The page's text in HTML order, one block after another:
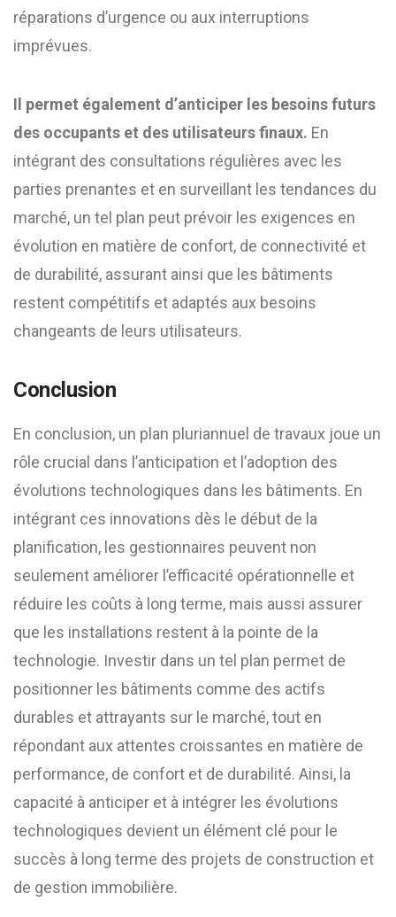
réparations d’urgence ou aux interruptions
imprévues.
Il permet également d’anticiper les besoins futurs
des occupants et des utilisateurs finaux. En
intégrant des consultations régulières avec les
parties prenantes et en surveillant les tendances du
marché, un tel plan peut prévoir les exigences en
évolution en matière de confort, de connectivité et
de durabilité, assurant ainsi que les bâtiments
restent compétitifs et adaptés aux besoins
changeants de leurs utilisateurs.
Conclusion
En conclusion, un plan pluriannuel de travaux joue un
rôle crucial dans l’anticipation et l’adoption des
évolutions technologiques dans les bâtiments. En
intégrant ces innovations dès le début de la
planification, les gestionnaires peuvent non
seulement améliorer l’efficacité opérationnelle et
réduire les coûts à long terme, mais aussi assurer
que les installations restent à la pointe de la
technologie. Investir dans un tel plan permet de
positionner les bâtiments comme des actifs
durables et attrayants sur le marché, tout en
répondant aux attentes croissantes en matière de
performance, de confort et de durabilité. Ainsi, la
capacité à anticiper et à intégrer les évolutions
technologiques devient un élément clé pour le
succès à long terme des projets de construction et
de gestion immobilière.